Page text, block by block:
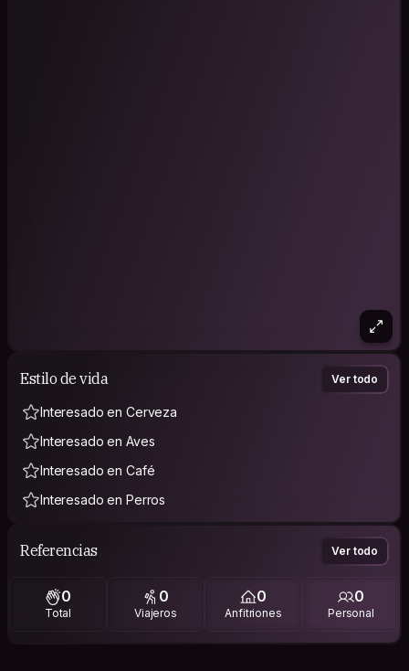
Estilo de vida Ver todo
Interesado en Cerveza
Interesado en Aves
Interesado en Café
Interesado en Perros
Referencias Ver todo
0
Total
0
Viajeros
0
Anfitriones
0
Personal